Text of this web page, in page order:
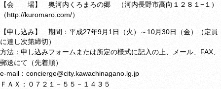
【会 場】 奥河内くろまろの郷 （河内長野市高向１２８１−１）
（http://kuromaro.com/）
【申し込み】 期間：平成27年9月1日（火）～10月30日（金）（定員
に達し次第締切）
方法：申し込みフォームまたは所定の様式に記入の上、メール、FAX、
郵送にて （先着順）
e-mail： concierge@city.kawachinagano.lg.jp
ＦＡＸ：０７２１－５５－１４３５